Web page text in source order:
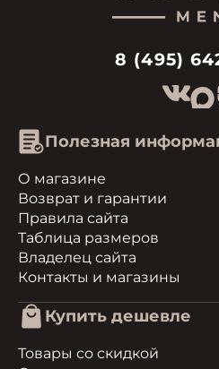
8 (495)
Полезная
О магазине
Возврат и гарантии
Правила сайта
Таблица размеров
Владелец сайта
Контакты и магазины
Купить дешевле
Товары со скидкой